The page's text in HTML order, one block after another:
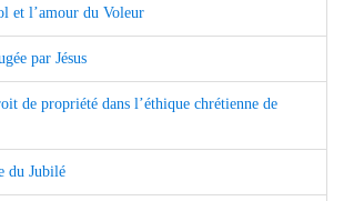
et l’amour du Voleur
par Jésus
de propriété dans l’éthique chrétienne de
du Jubilé